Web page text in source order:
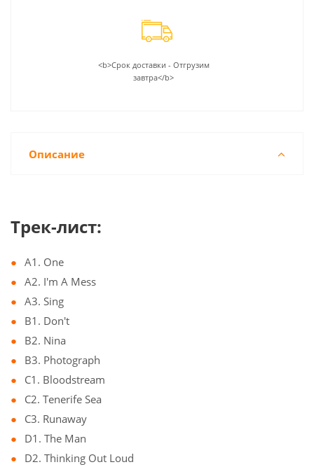
<b>Срок доставки - Отгрузим
завтра</b>
Описание
Трек-лист:
A1. One
A2. I'm A Mess
A3. Sing
B1. Don't
B2. Nina
B3. Photograph
C1. Bloodstream
C2. Tenerife Sea
C3. Runaway
D1. The Man
D2. Thinking Out Loud